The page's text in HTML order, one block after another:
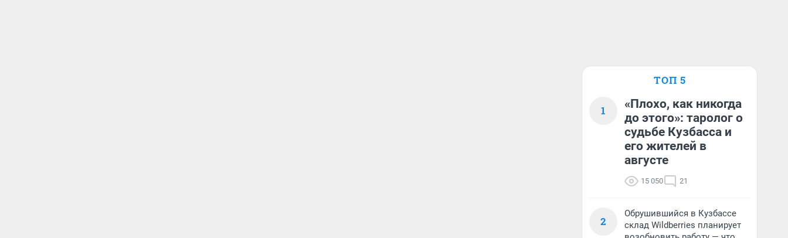
ТОП 5
1
«Плохо, как никогда
до этого»: таролог о
судьбе Кузбасса и
его жителей в
августе
15 050 21
2
Обрушившийся в Кузбассе
склад Wildberries планирует